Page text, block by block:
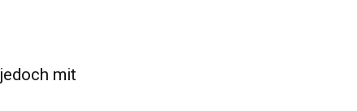
mit